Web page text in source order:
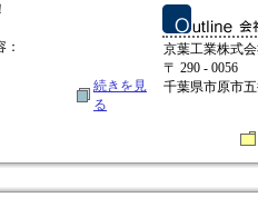
続きを見
る
京葉工業株式
〒 290 - 0056
千葉県市原市五